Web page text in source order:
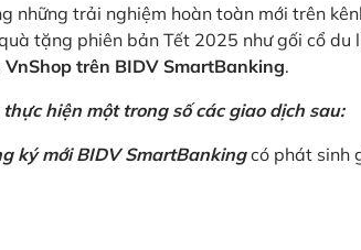
những trải nghiệm hoàn toàn mới trên
tặng phiên bản Tết 2025 như gối cổ du
trên BIDV SmartBanking.
hiện một trong số các giao dịch sau:
ký mới BIDV SmartBankingcó phát sinh